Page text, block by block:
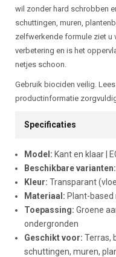
wil zonder hard schrobben
schuttingen, muren,
zelfwerkende formule ziet u
verbetering en is het
netjes schoon.
Gebruik biociden veilig.
productinformatie
Specificaties
Model: Kant en klaar |
Beschikbare varianten:
Kleur: Transparant
Materiaal: Plant-based
Toepassing: Groene
ondergronden
Geschikt voor: Terras,
schuttingen, muren,